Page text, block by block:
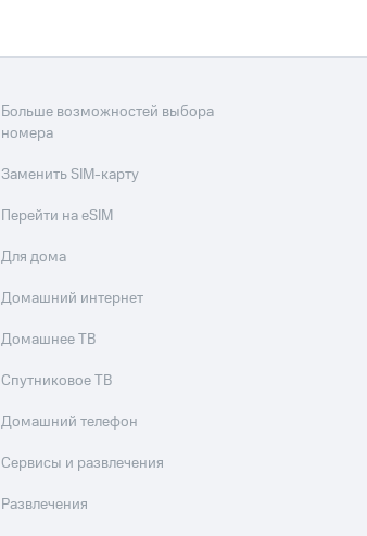
Больше возможностей выбора
номера
Заменить SIM-карту
Перейти на eSIM
Для дома
Домашний интернет
Домашнее ТВ
Спутниковое ТВ
Домашний телефон
Сервисы и развлечения
Развлечения